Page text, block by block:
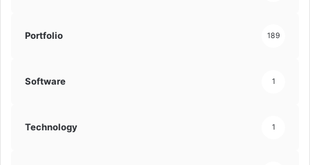
Portfolio 189
Software 1
Technology 1